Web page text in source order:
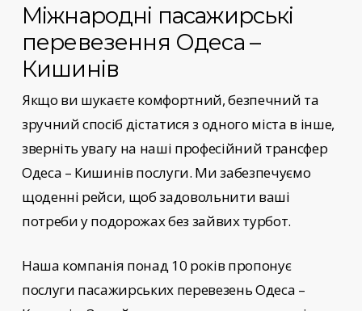
Міжнародні пасажирські
перевезення Одеса –
Кишинів
Якщо ви шукаєте комфортний, безпечний та
зручний спосіб дістатися з одного міста в інше,
зверніть увагу на наші професійний трансфер
Одеса – Кишинів послуги. Ми забезпечуємо
щоденні рейси, щоб задовольнити ваші
потреби у подорожах без зайвих турбот.
Наша компанія понад 10 років пропонує
послуги пасажирських перевезеньОдеса –